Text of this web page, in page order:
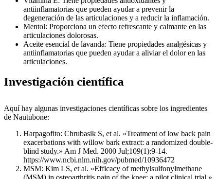
antiinflamatorias que pueden ayudar a prevenir la
degeneración de las articulaciones y a reducir la inflamación.
Mentol: Proporciona un efecto refrescante y calmante en las
articulaciones dolorosas.
Aceite esencial de lavanda: Tiene propiedades analgésicas y
antiinflamatorias que pueden ayudar a aliviar el dolor en las
articulaciones.
Investigación científica
Aquí hay algunas investigaciones científicas sobre los ingredientes
de Nautubone:
Harpagofito: Chrubasik S, et al. «Treatment of low back pain
exacerbations with willow bark extract: a randomized double-
blind study.» Am J Med. 2000 Jul;109(1):9-14.
https://www.ncbi.nlm.nih.gov/pubmed/10936472
MSM: Kim LS, et al. «Efficacy of methylsulfonylmethane
(MSM) in osteoarthritis pain of the knee: a pilot clinical trial.»